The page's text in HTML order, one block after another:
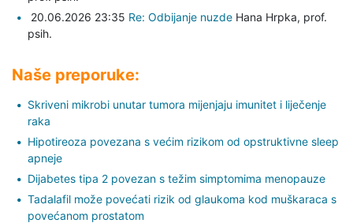
20.06.2026 23:35 Re: Odbijanje nuzde Hana Hrpka, prof.
psih.
Naše preporuke:
Skriveni mikrobi unutar tumora mijenjaju imunitet i liječenje
raka
Hipotireoza povezana s većim rizikom od opstruktivne sleep
apneje
Dijabetes tipa 2 povezan s težim simptomima menopauze
Tadalafil može povećati rizik od glaukoma kod muškaraca s
povećanom prostatom